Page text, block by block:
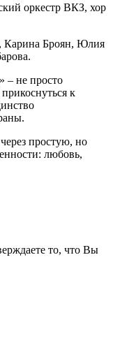
оркестр ВКЗ, хор
Карина Броян, Юлия
– не просто
к
простую, но
любовь,
то, что Вы